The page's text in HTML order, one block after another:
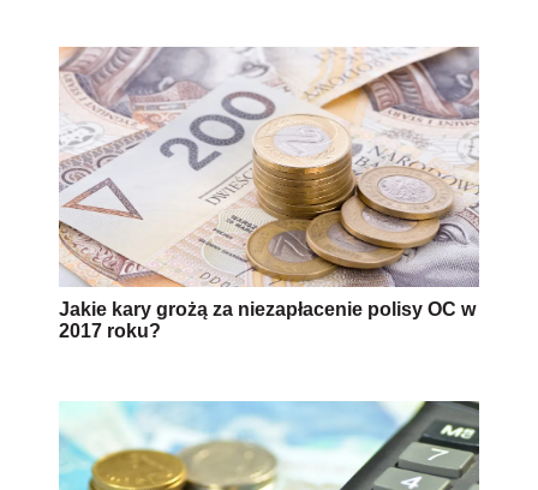
Jakie kary grożą za niezapłacenie polisy OC w
2017 roku?